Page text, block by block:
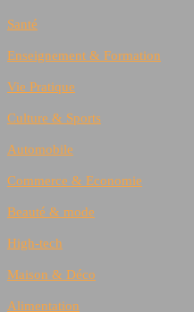
Santé
Enseignement & Formation
Vie Pratique
Culture & Sports
Automobile
Commerce & Economie
Beauté & mode
High-tech
Maison & Déco
Alimentation